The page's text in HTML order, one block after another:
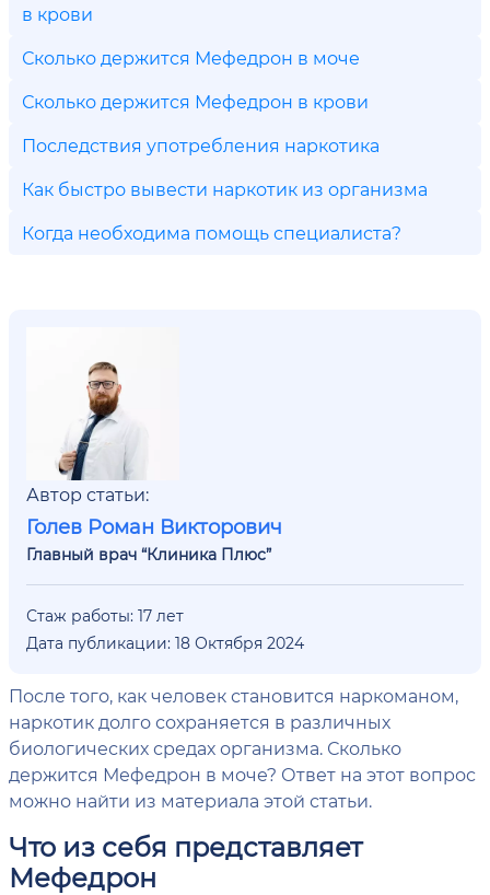
в крови
Сколько держится Мефедрон в моче
Сколько держится Мефедрон в крови
Последствия употребления наркотика
Как быстро вывести наркотик из организма
Когда необходима помощь специалиста?
Автор статьи:
Голев Роман Викторович
Главный врач “Клиника Плюс”
Стаж работы: 17 лет
Дата публикации: 18 Октября 2024
После того, как человек становится наркоманом,
наркотик долго сохраняется в различных
биологических средах организма. Сколько
держится Мефедрон в моче? Ответ на этот вопрос
можно найти из материала этой статьи.
Что из себя представляет
Мефедрон